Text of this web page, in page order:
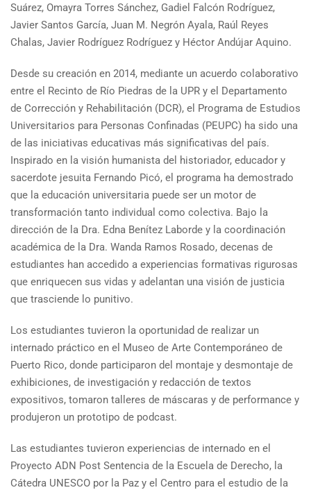
Suárez, Omayra Torres Sánchez, Gadiel Falcón Rodríguez,
Javier Santos García, Juan M. Negrón Ayala, Raúl Reyes
Chalas, Javier Rodríguez Rodríguez y Héctor Andújar Aquino.
Desde su creación en 2014, mediante un acuerdo colaborativo
entre el Recinto de Río Piedras de la UPR y el Departamento
de Corrección y Rehabilitación (DCR), el Programa de Estudios
Universitarios para Personas Confinadas (PEUPC) ha sido una
de las iniciativas educativas más significativas del país.
Inspirado en la visión humanista del historiador, educador y
sacerdote jesuita Fernando Picó, el programa ha demostrado
que la educación universitaria puede ser un motor de
transformación tanto individual como colectiva. Bajo la
dirección de la Dra. Edna Benítez Laborde y la coordinación
académica de la Dra. Wanda Ramos Rosado, decenas de
estudiantes han accedido a experiencias formativas rigurosas
que enriquecen sus vidas y adelantan una visión de justicia
que trasciende lo punitivo.
Los estudiantes tuvieron la oportunidad de realizar un
internado práctico en el Museo de Arte Contemporáneo de
Puerto Rico, donde participaron del montaje y desmontaje de
exhibiciones, de investigación y redacción de textos
expositivos, tomaron talleres de máscaras y de performance y
produjeron un prototipo de podcast.
Las estudiantes tuvieron experiencias de internado en el
Proyecto ADN Post Sentencia de la Escuela de Derecho, la
Cátedra UNESCO por la Paz y el Centro para el estudio de la